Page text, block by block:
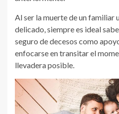
Al ser la muerte de un familiar
delicado, siempre es ideal
seguro de decesos como
enfocarse en transitar el
llevadera posible.